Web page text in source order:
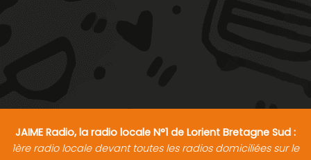
JAIME Radio, la radio locale N°1 de Lorient Bretagne Sud :
1ère radio locale devant toutes les radios domiciliées sur le